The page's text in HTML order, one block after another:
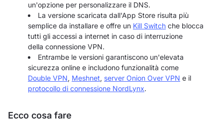
un'opzione per personalizzare il DNS.
La versione scaricata dall'App Store risulta più
semplice da installare e offre un Kill Switch che blocca
tutti gli accessi a internet in caso di interruzione
della connessione VPN.
Entrambe le versioni garantiscono un'elevata
sicurezza online e includono funzionalità come
Double VPN, Meshnet, server Onion Over VPN e il
protocollo di connessione NordLynx.
Ecco cosa fare